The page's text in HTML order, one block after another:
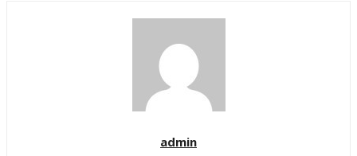
admin